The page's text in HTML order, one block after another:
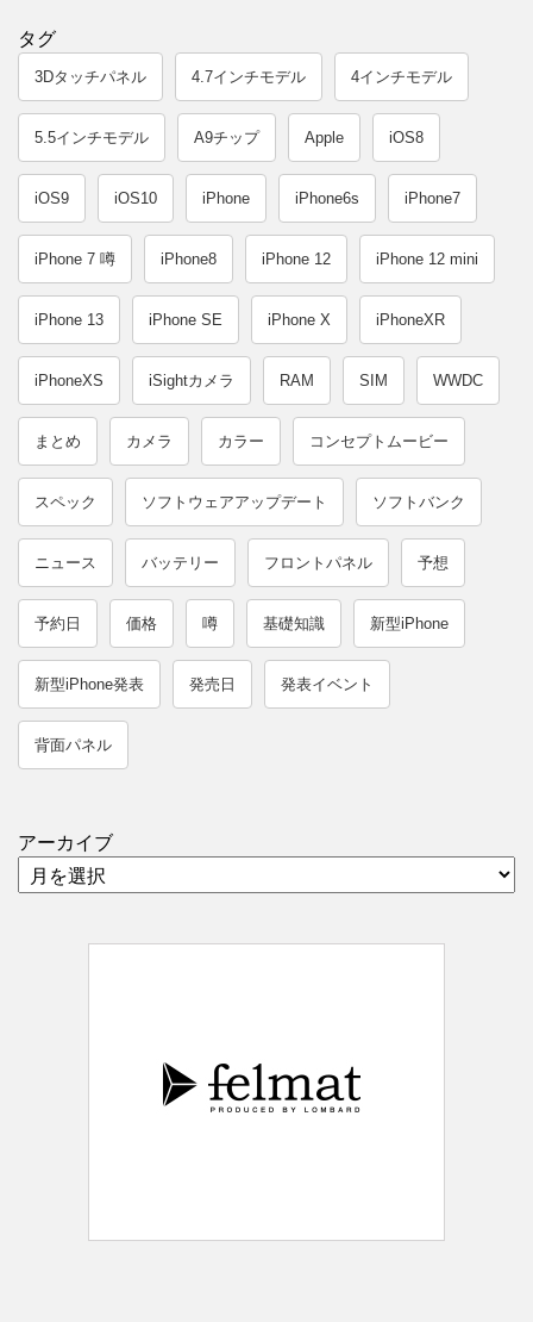
タグ
3Dタッチパネル 4.7インチモデル 4インチモデル
5.5インチモデル A9チップ Apple iOS8
iOS9 iOS10 iPhone iPhone6s iPhone7
iPhone 7 噂 iPhone8 iPhone 12 iPhone 12 mini
iPhone 13 iPhone SE iPhone X iPhoneXR
iPhoneXS iSightカメラ RAM SIM WWDC
まとめ カメラ カラー コンセプトムービー
スペック ソフトウェアアップデート ソフトバンク
ニュース バッテリー フロントパネル 予想
予約日 価格 噂 基礎知識 新型iPhone
新型iPhone発表 発売日 発表イベント
背面パネル
アーカイブ